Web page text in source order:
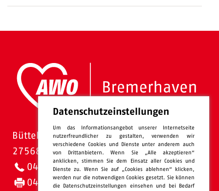
Bütteler Straße 1
27568 Bremerhaven
0471 - 95 47-0
0471 - 95 47-120
Datenschutzeinstellungen
Um das Informationsangebot unserer Internetseite
nutzerfreundlicher zu gestalten, verwenden wir
verschiedene Cookies und Dienste unter anderem auch
von Drittanbietern. Wenn Sie „Alle akzeptieren“
anklicken, stimmen Sie dem Einsatz aller Cookies und
Dienste zu. Wenn Sie auf „Cookies ablehnen“ klicken,
werden nur die notwendigen Cookies gesetzt. Sie können
die Datenschutzeinstellungen einsehen und bei Bedarf